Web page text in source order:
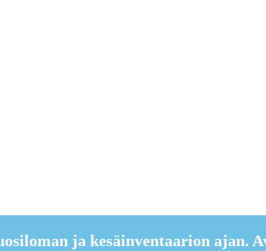
ja kesäinventaarion ajan.